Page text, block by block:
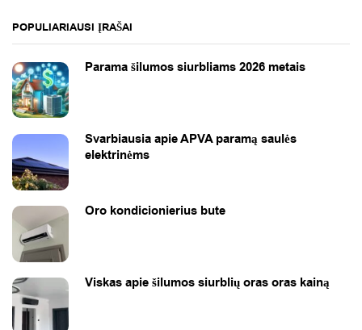
POPULIARIAUSI ĮRAŠAI
Parama šilumos siurbliams 2026 metais
Svarbiausia apie APVA paramą saulės
elektrinėms
Oro kondicionierius bute
Viskas apie šilumos siurblių oras oras kainą